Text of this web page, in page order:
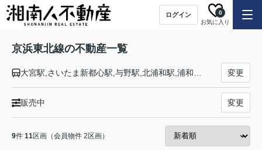
ログイン
お気に入り
0
京浜東北線の不動産一覧
変更
販売中 変更
9件 11区画（会員物件 2区画）